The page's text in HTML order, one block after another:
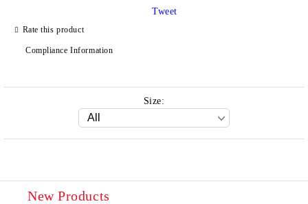
We will contact you to finalize the order
Rate this product
Compliance Information
Tweet
Size:
New Products